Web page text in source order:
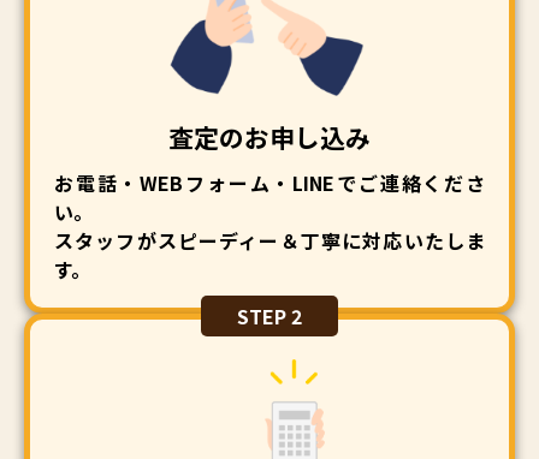
査定のお申し込み
お電話・WEBフォーム・LINEでご連絡くださ
い。
スタッフがスピーディー＆丁寧に対応いたしま
す。
STEP 2